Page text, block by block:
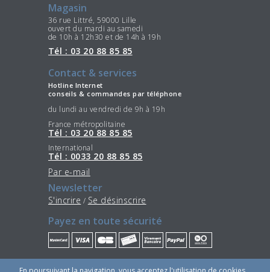
Magasin
36 rue Littré, 59000 Lille
ouvert du mardi au samedi
de 10h à 12h30 et de 14h à 19h
Tél : 03 20 88 85 85
Contact & services
Hotline Internet
conseils & commandes par téléphone
du lundi au vendredi de 9h à 19h
France métropolitaine
Tél : 03 20 88 85 85
International
Tél : 0033 20 88 85 85
Par e-mail
Newsletter
S'incrire / Se désinscrire
Payez en toute sécurité
Restez connectés